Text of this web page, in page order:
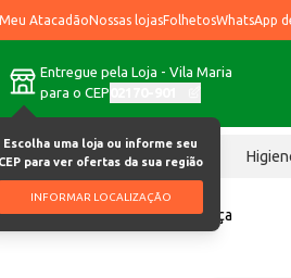
AtacadãoNossas lojasFolhetosWhatsApp
Entregue pela Loja - Vila Maria
para o CEP
Escolha uma loja ou informe seu
CEP para ver ofertas da sua região
INFORMAR LOCALIZAÇÃO
Chocolates
F4 Preço por quilo na peça